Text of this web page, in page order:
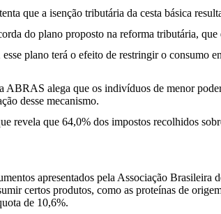
que a isenção tributária da cesta básica
do plano proposto na reforma tributária,
plano terá o efeito de restringir o consumo
ABRAS alega que os indivíduos de menor
desse mecanismo.
revela que 64,0% dos impostos recolhidos
apresentados pela Associação
certos produtos, como as proteínas de
de 10,6%.